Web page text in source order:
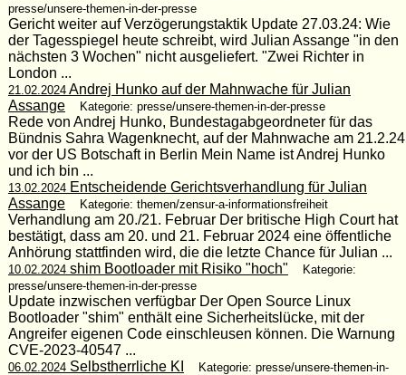
presse/unsere-themen-in-der-presse
Gericht weiter auf Verzögerungstaktik Update 27.03.24: Wie
der Tagesspiegel heute schreibt, wird Julian Assange "in den
nächsten 3 Wochen" nicht ausgeliefert. "Zwei Richter in
London ...
21.02.2024Andrej Hunko auf der Mahnwache für Julian
Assange
Kategorie: presse/unsere-themen-in-der-presse
Rede von Andrej Hunko, Bundestagabgeordneter für das
Bündnis Sahra Wagenknecht, auf der Mahnwache am 21.2.24
vor der US Botschaft in Berlin Mein Name ist Andrej Hunko
und ich bin ...
13.02.2024Entscheidende Gerichtsverhandlung für Julian
Assange
Kategorie: themen/zensur-a-informationsfreiheit
Verhandlung am 20./21. Februar Der britische High Court hat
bestätigt, dass am 20. und 21. Februar 2024 eine öffentliche
Anhörung stattfinden wird, die die letzte Chance für Julian ...
10.02.2024shim Bootloader mit Risiko "hoch"
Kategorie:
presse/unsere-themen-in-der-presse
Update inzwischen verfügbar Der Open Source Linux
Bootloader "shim" enthält eine Sicherheitslücke, mit der
Angreifer eigenen Code einschleusen können. Die Warnung
CVE-2023-40547 ...
06.02.2024Selbstherrliche KI
Kategorie: presse/unsere-themen-in-